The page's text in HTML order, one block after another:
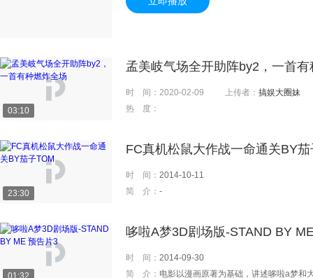
03:10
孟美岐气场全开助阵by2，一首
时 间： 2020-02-09 上传者： 搞娱大圈妹
热 度：
23:30
FC真机松鼠大作战一命通关BY
时 间： 2014-10-11
简 介： -
01:32
哆啦A梦3D剧场版-STAND BY
时 间： 2014-09-30
简 介： 电影以漫画原著为基础，讲述哆啦a梦和大雄之间相遇与分别的故事。山崎贵导演强调电影的魅